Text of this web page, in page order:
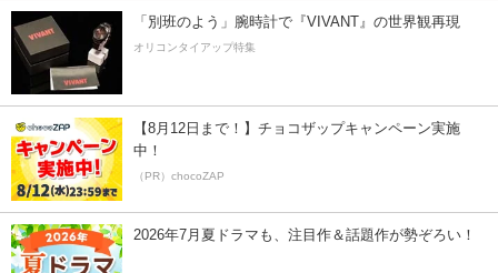
「別班のよう」腕時計で『VIVANT』の世界観再現
オリコンタイアップ特集
【8月12日まで！】チョコザップキャンペーン実施
中！
（PR）chocoZAP
2026年7月夏ドラマも、注目作＆話題作が勢ぞろい！